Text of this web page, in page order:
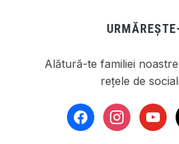
Alătură-te familiei
rețele de
facebookinstagram